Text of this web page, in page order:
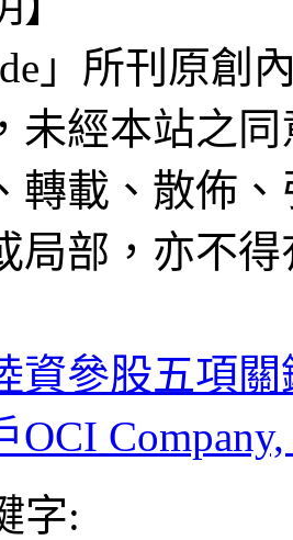
」所刊原創
未經本站之
轉載、散佈
局部，亦不
資參股五項
OCI
字: